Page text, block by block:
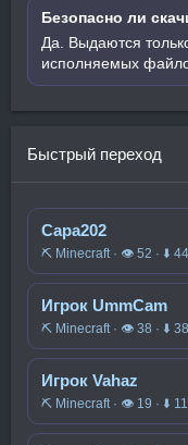
Безопасно ли
Да. Выдаются
исполняемых
Быстрый переход
Сара202
⛏️ Minecraft · 👁 52 · ⬇ 44
Игрок UmmCam
⛏️ Minecraft · 👁 38 · ⬇ 38
Игрок Vahaz
⛏️ Minecraft · 👁 19 · ⬇ 11